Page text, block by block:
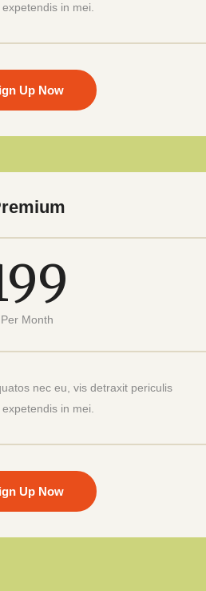
in mei.
Up Now
Per Month
nec eu, vis detraxit periculis
in mei.
Up Now